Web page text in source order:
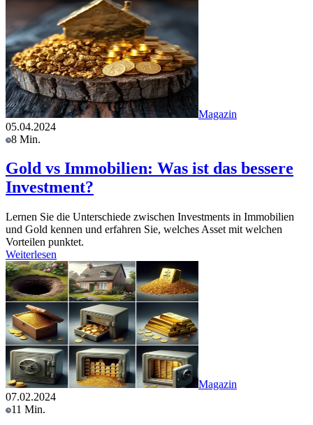
Magazin
05.04.2024
8 Min.
Gold vs Immobilien: Was ist das bessere
Investment?
Lernen Sie die Unterschiede zwischen Investments in Immobilien
und Gold kennen und erfahren Sie, welches Asset mit welchen
Vorteilen punktet.
Weiterlesen
Magazin
07.02.2024
11 Min.